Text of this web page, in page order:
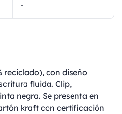
-
reciclado), con diseño
fluida. Clip,
negra. Se presenta en
kraft con certificación